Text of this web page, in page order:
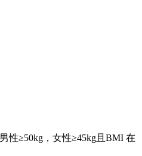
性≥50kg，女性≥45kg且BMI 在